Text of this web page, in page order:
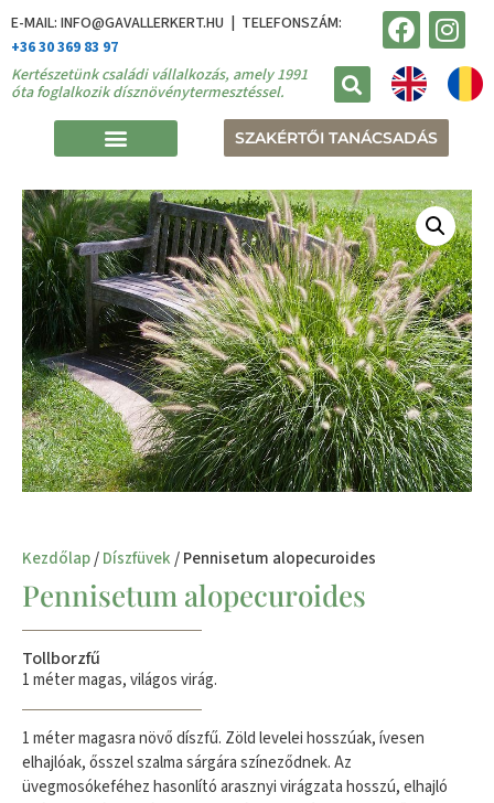
E-MAIL: INFO@GAVALLERKERT.HU | TELEFONSZÁM:
+36 30 369 83 97
Kertészetünk családi vállalkozás, amely 1991
óta foglalkozik dísznövénytermesztéssel.
SZAKÉRTŐI TANÁCSADÁS
Kezdőlap/Díszfüvek/ Pennisetum alopecuroides
Pennisetum alopecuroides
Tollborzfű
1 méter magas, világos virág.
1 méter magasra növő díszfű. Zöld levelei hosszúak, ívesen
elhajlóak, ősszel szalma sárgára színeződnek. Az
üvegmosókeféhez hasonlító arasznyi virágzata hosszú, elhajló